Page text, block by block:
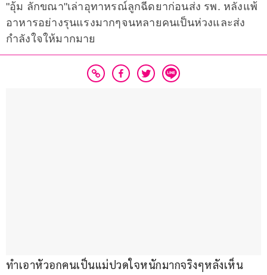
"อุ้ม ลักขณา"เล่าอุทาหรณ์ลูกฉีดยาก่อนส่ง รพ. หลังแพ้
อาหารอย่างรุนแรงมากๆจนหลายคนเป็นห่วงและส่ง
กำลังใจให้มากมาย
ทำเอาหัวอกคนเป็นแม่ปวดใจหนักมากจริงๆหลังเห็น